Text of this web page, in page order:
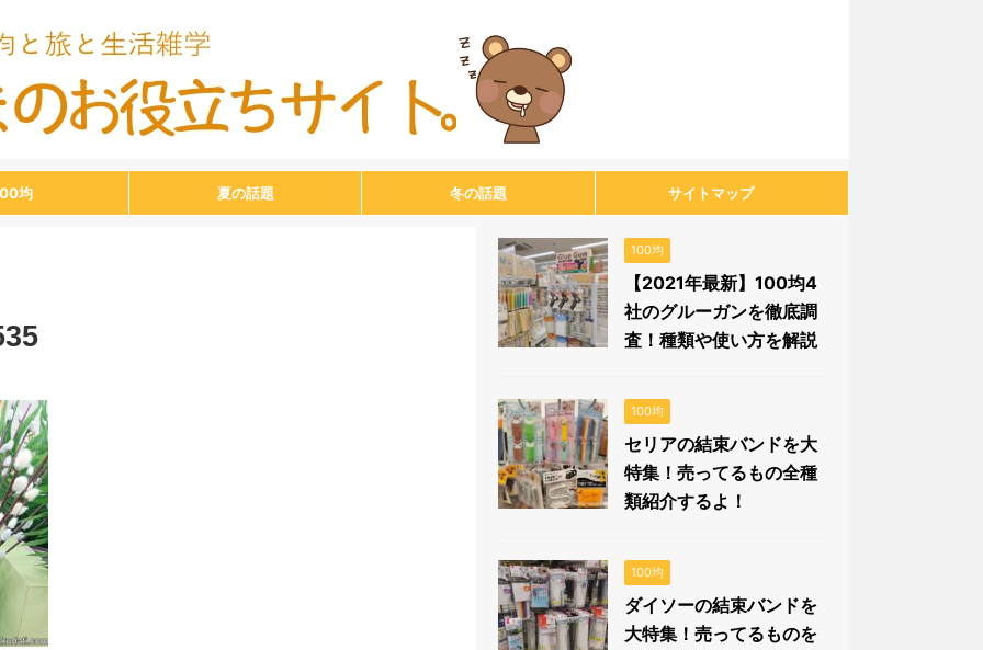
均 夏の話題 冬の話題 サイトマップ
100均
【2021年最新】100均4
社のグルーガンを徹底調
査！種類や使い方を解説
100均
セリアの結束バンドを大
特集！売ってるもの全種
類紹介するよ！
100均
ダイソーの結束バンドを
大特集！売ってるものを